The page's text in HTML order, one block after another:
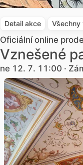
Detail akce
Oficiální online
Vznešené
ne 12. 7. 11:00 ·